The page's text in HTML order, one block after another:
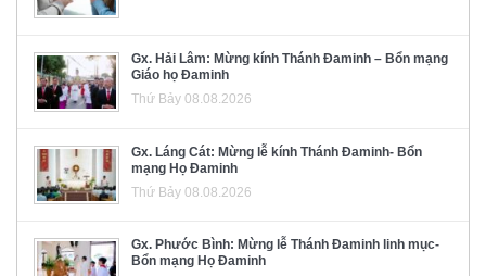
Gx. Hải Lâm: Mừng kính Thánh Đaminh – Bổn mạng
Giáo họ Đaminh
Thứ Bảy 08.08.2026
Gx. Láng Cát: Mừng lễ kính Thánh Đaminh- Bổn
mạng Họ Đaminh
Thứ Bảy 08.08.2026
Gx. Phước Bình: Mừng lễ Thánh Đaminh linh mục-
Bổn mạng Họ Đaminh